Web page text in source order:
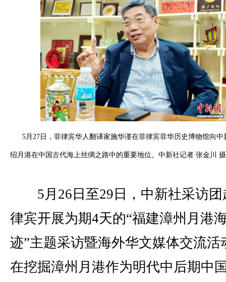
5月27日，菲律宾华人翻译家施华谨在菲律宾菲华历史博物馆向中
绍月港在中国古代海上丝绸之路中的重要地位。中新社记者 张金川 摄
5月26日至29日，中新社采访团
律宾开展为期4天的“福建漳州月港
迹”主题采访暨海外华文媒体交流活
在挖掘漳州月港作为明代中后期中